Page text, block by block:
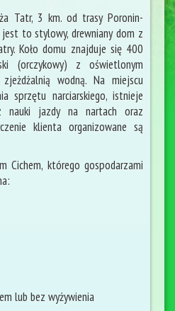
Tatr, 3 km. od trasy Poronin-
jest to stylowy, drewniany dom z
Koło domu znajduje się 400
(orczykowy) z oświetlonym
wodną. Na miejscu
sprzętu narciarskiego, istnieje
nauki jazdy na nartach oraz
klienta organizowane są
Cichem, którego gospodarzami
lub bez wyżywienia